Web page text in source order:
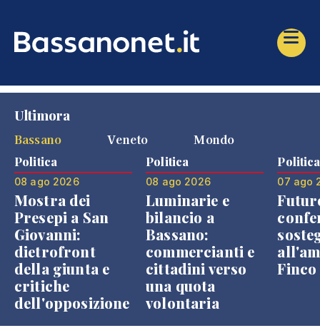
Ultimora
Bassano
Veneto Mondo
Politica
08 ago 2026
Mostra dei
Presepi a San
Giovanni:
dietrofront
della giunta e
critiche
dell'opposizione
Politica
08 ago 2026
Luminarie e
bilancio a
Bassano:
commercianti e
cittadini verso
una quota
volontaria
Politica
07 ago
Finco